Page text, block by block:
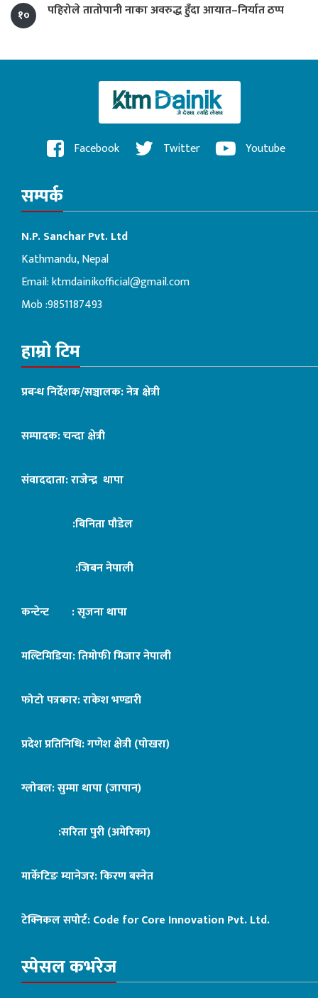
१० पहिरोले तातोपानी नाका अवरुद्ध हुँदा आयात–निर्यात ठप्प
Facebook Twitter Youtube
सम्पर्क
N.P. Sanchar Pvt. Ltd
Kathmandu, Nepal
Email:ktmdainikofficial@gmail.com
Mob :9851187493
हाम्रो टिम
प्रबन्ध निर्देशक/सञ्चालक: नेत्र क्षेत्री
सम्पादक: चन्दा क्षेत्री
संवाददाता: राजेन्द्र थापा
:बिनिता पौडेल
:जिबन नेपाली
कन्टेन्ट : सृजना थापा
मल्टिमिडिया: तिमोफी मिजार नेपाली
फोटो पत्रकार: राकेश भण्डारी
प्रदेश प्रतिनिधि: गणेश क्षेत्री (पोखरा)
ग्लोबल: सुम्मा थापा (जापान)
:सरिता पुरी (अमेरिका)
मार्केटिङ म्यानेजर: किरण बस्नेत
टेक्निकल सपोर्ट:Code for Core Innovation Pvt. Ltd.
स्पेसल कभरेज